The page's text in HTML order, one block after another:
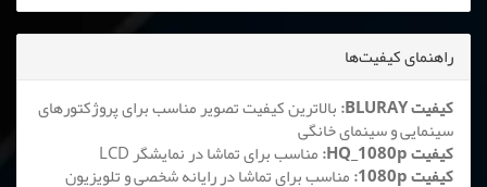
راهنمای کیفیت‌ها
کیفیت BLURAY:
بالاترین کیفیت تصویر مناسب برای پروژکتورهای
سینمایی و سینمای خانگی
کیفیت HQ_1080p: مناسب برای تماشا در نمایشگر LCD
کیفیت 1080p: مناسب برای تماشا در رایانه شخصی و تلویزیون